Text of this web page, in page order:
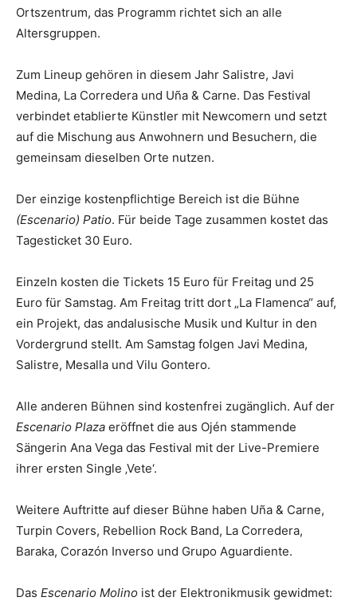
Ortszentrum, das Programm richtet sich an alle
Altersgruppen.
Zum Lineup gehören in diesem Jahr Salistre, Javi
Medina, La Corredera und Uña & Carne. Das Festival
verbindet etablierte Künstler mit Newcomern und setzt
auf die Mischung aus Anwohnern und Besuchern, die
gemeinsam dieselben Orte nutzen.
Der einzige kostenpflichtige Bereich ist die Bühne
(Escenario) Patio. Für beide Tage zusammen kostet das
Tagesticket 30 Euro.
Einzeln kosten die Tickets 15 Euro für Freitag und 25
Euro für Samstag. Am Freitag tritt dort „La Flamenca“ auf,
ein Projekt, das andalusische Musik und Kultur in den
Vordergrund stellt. Am Samstag folgen Javi Medina,
Salistre, Mesalla und Vilu Gontero.
Alle anderen Bühnen sind kostenfrei zugänglich. Auf der
Escenario Plaza eröffnet die aus Ojén stammende
Sängerin Ana Vega das Festival mit der Live-Premiere
ihrer ersten Single ‚Vete‘.
Weitere Auftritte auf dieser Bühne haben Uña & Carne,
Turpin Covers, Rebellion Rock Band, La Corredera,
Baraka, Corazón Inverso und Grupo Aguardiente.
Das Escenario Molino ist der Elektronikmusik gewidmet: